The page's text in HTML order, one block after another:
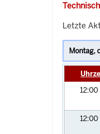
Letzte
12:00
12:00